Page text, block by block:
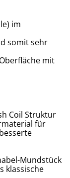
im
somit sehr
mit
Coil Struktur
für
Mundstück
klassische